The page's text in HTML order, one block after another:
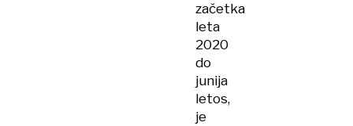
začetka
leta
2020
do
junija
letos,
je